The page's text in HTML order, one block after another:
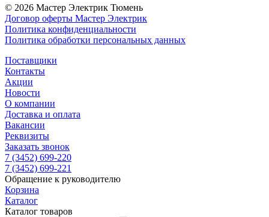
© 2026 Мастер Электрик Тюмень
Договор оферты Мастер Электрик
Политика конфиденциальности
Политика обработки персональных данных
Поставщики
Контакты
Акции
Новости
О компании
Доставка и оплата
Вакансии
Реквизиты
Заказать звонок
7 (3452) 699-220
7 (3452) 699-221
Обращение к руководителю
Корзина
Каталог
Каталог товаров